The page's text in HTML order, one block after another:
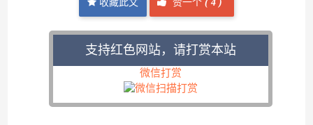
收藏此文 赞一个 (4 )
支持红色网站，请打赏本站
微信打赏